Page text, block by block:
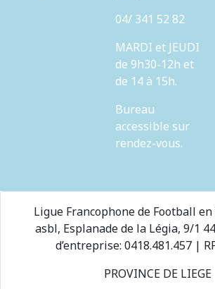
04/ 341 52 82
MARDI et JEUDI
de 9h30-12h et
de 14 à 15h.
Bureau
accessible sur
rendez-vous.
Ligue Francophone de Football en
asbl, Esplanade de la Légia, 9/1
d’entreprise: 0418.481.457 |
PROVINCE DE LIEGE